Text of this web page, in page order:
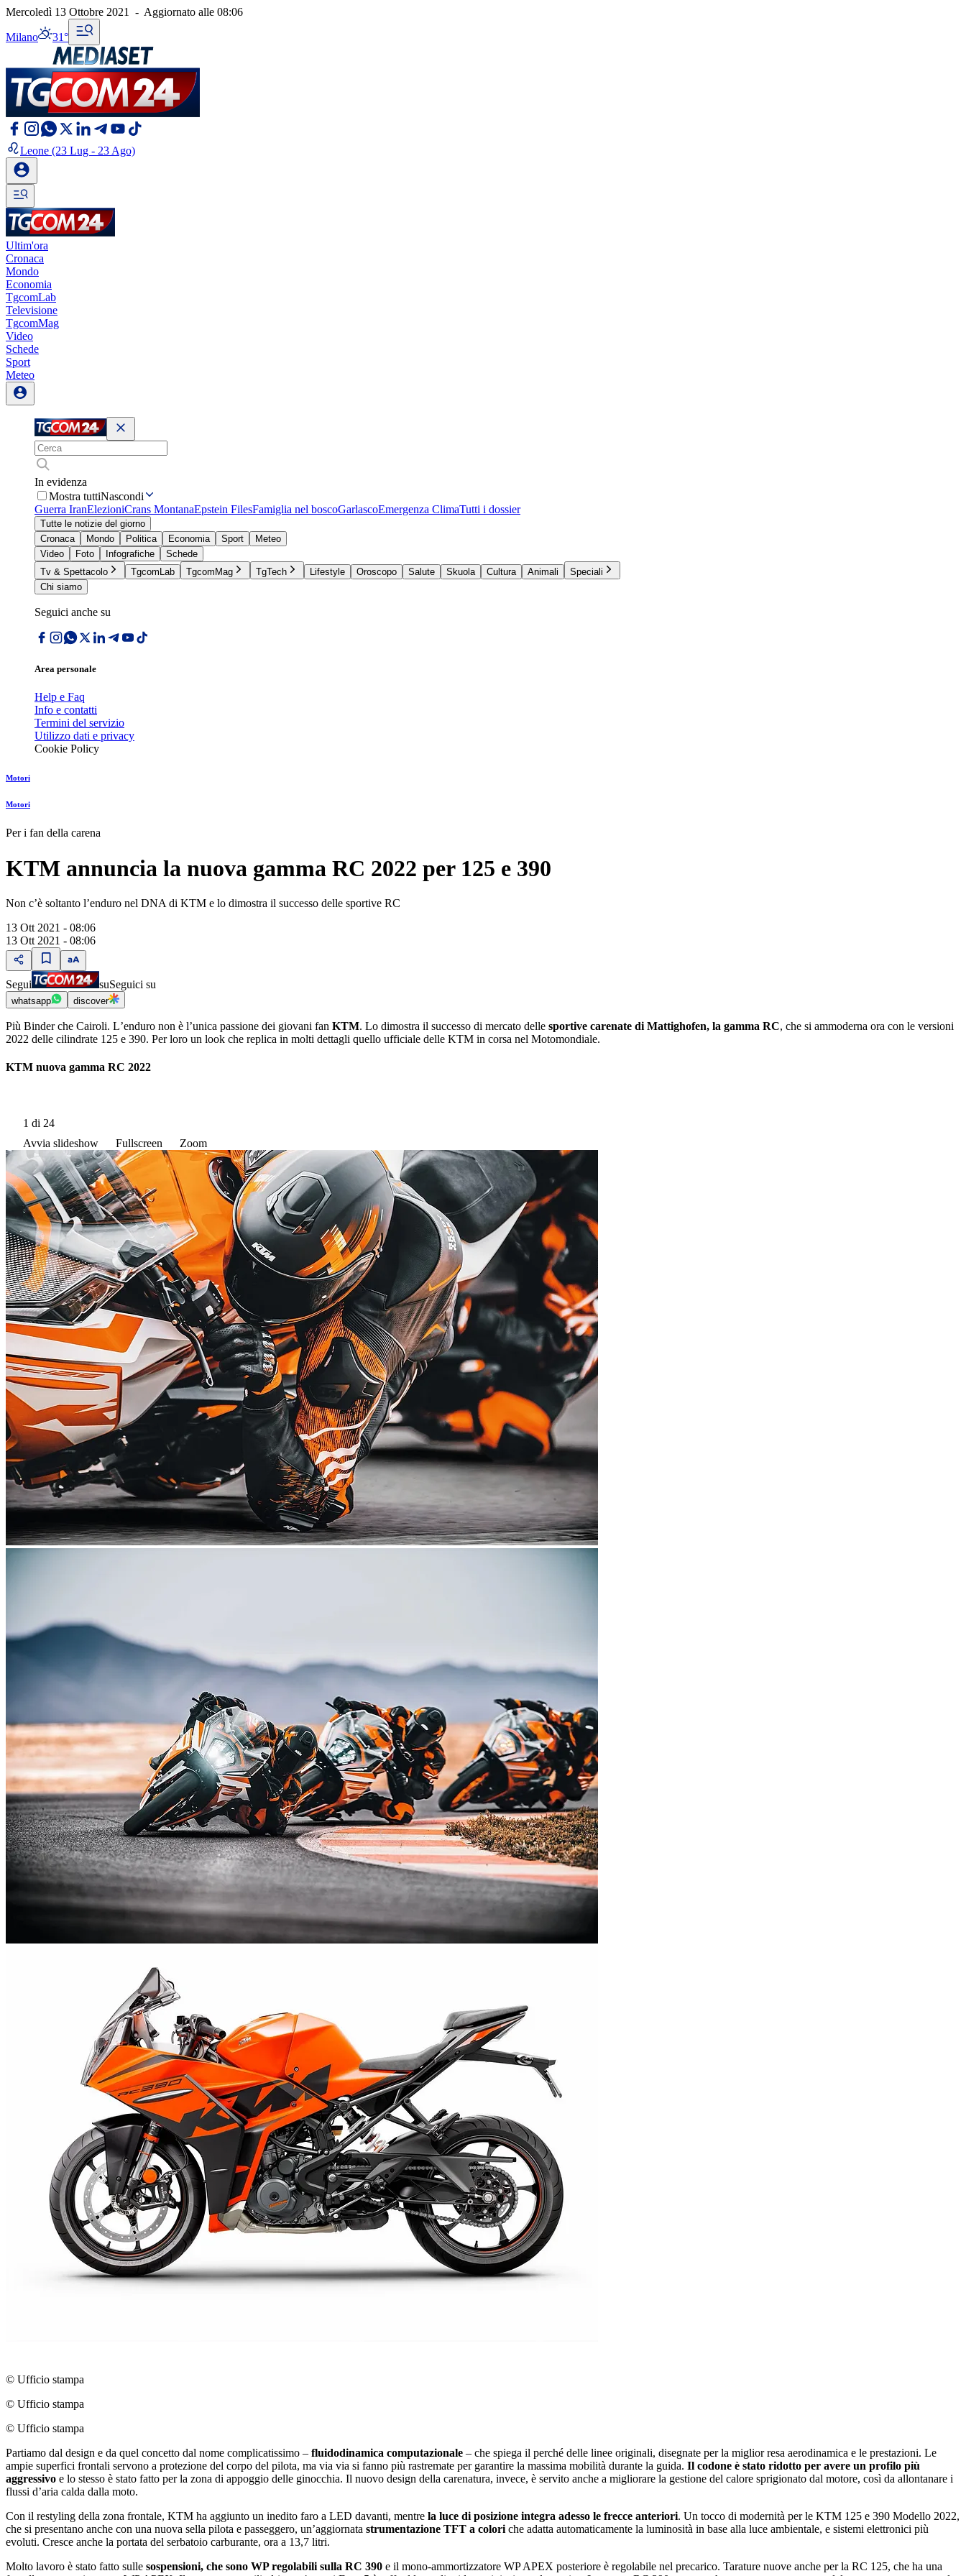
Mercoledì 13 Ottobre 2021 - Aggiornato alle 08:06
Milano 31°
Leone (23 Lug - 23 Ago)
Ultim'ora
Cronaca
Mondo
Economia
TgcomLab
Televisione
TgcomMag
Video
Schede
Sport
Meteo
In evidenza
Mostra tuttiNascondi
Guerra IranElezioniCrans MontanaEpstein FilesFamiglia nel boscoGarlascoEmergenza ClimaTutti i dossier
Tutte le notizie del giorno
Cronaca
Mondo Politica Economia Sport
Meteo
Video
Foto Infografiche
Schede
Tv & Spettacolo
TgcomLab TgcomMag TgTech Lifestyle Oroscopo Salute Skuola Cultura Animali
Speciali
Chi siamo
Seguici anche su
Area personale
Help e Faq
Info e contatti
Termini del servizio
Utilizzo dati e privacy
Cookie Policy
Motori
Motori
Per i fan della carena
KTM annuncia la nuova gamma RC 2022 per 125 e 390
Non cʼè soltanto lʼenduro nel DNA di KTM e lo dimostra il successo delle sportive RC
13 Ott 2021 - 08:06
13 Ott 2021 - 08:06
Segui suSeguici su
whatsapp discover
Più Binder che Cairoli. Lʼenduro non è lʼunica passione dei giovani fan KTM. Lo dimostra il successo di mercato delle sportive carenate di Mattighofen, la gamma RC, che si ammoderna ora con le versioni
2022 delle cilindrate 125 e 390. Per loro un look che replica in molti dettagli quello ufficiale delle KTM in corsa nel Motomondiale.
KTM nuova gamma RC 2022
1 di 24
Avvia slideshow
Fullscreen Zoom
© Ufficio stampa
© Ufficio stampa
© Ufficio stampa
Partiamo dal design e da quel concetto dal nome complicatissimo ‒ fluidodinamica computazionale ‒ che spiega il perché delle linee originali, disegnate per la miglior resa aerodinamica e le prestazioni. Le
ampie superfici frontali servono a protezione del corpo del pilota, ma via via si fanno più rastremate per garantire la massima mobilità durante la guida. Il codone è stato ridotto per avere un profilo più
aggressivo e lo stesso è stato fatto per la zona di appoggio delle ginocchia. Il nuovo design della carenatura, invece, è servito anche a migliorare la gestione del calore sprigionato dal motore, così da allontanare i
flussi d’aria calda dalla moto.
Con il restyling della zona frontale, KTM ha aggiunto un inedito faro a LED davanti, mentre la luce di posizione integra adesso le frecce anteriori. Un tocco di modernità per le KTM 125 e 390 Modello 2022,
che si presentano anche con una nuova sella pilota e passeggero, unʼaggiornata strumentazione TFT a colori che adatta automaticamente la luminosità in base alla luce ambientale, e sistemi elettronici più
evoluti. Cresce anche la portata del serbatoio carburante, ora a 13,7 litri.
Molto lavoro è stato fatto sulle sospensioni, che sono WP regolabili sulla RC 390 e il mono-ammortizzatore WP APEX posteriore è regolabile nel precarico. Tarature nuove anche per la RC 125, che ha una